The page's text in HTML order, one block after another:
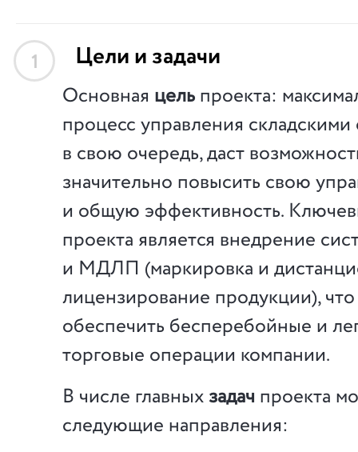
1 Цели и задачи
Основная цельпроекта:
процесс управления
в свою очередь, даст
значительно повысить свою
и общую эффективность.
проекта является внедрение
и МДЛП (маркировка и
лицензирование продукции),
обеспечить бесперебойные и
торговые операции компании.
В числе главныхзадач проекта
следующие направления: